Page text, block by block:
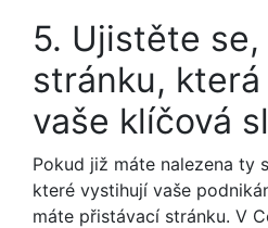
5. Ujistěte
stránku,
vaše klíčová
Pokud již máte nalezena ty
které vystihují vaše
máte přistávací stránku. V